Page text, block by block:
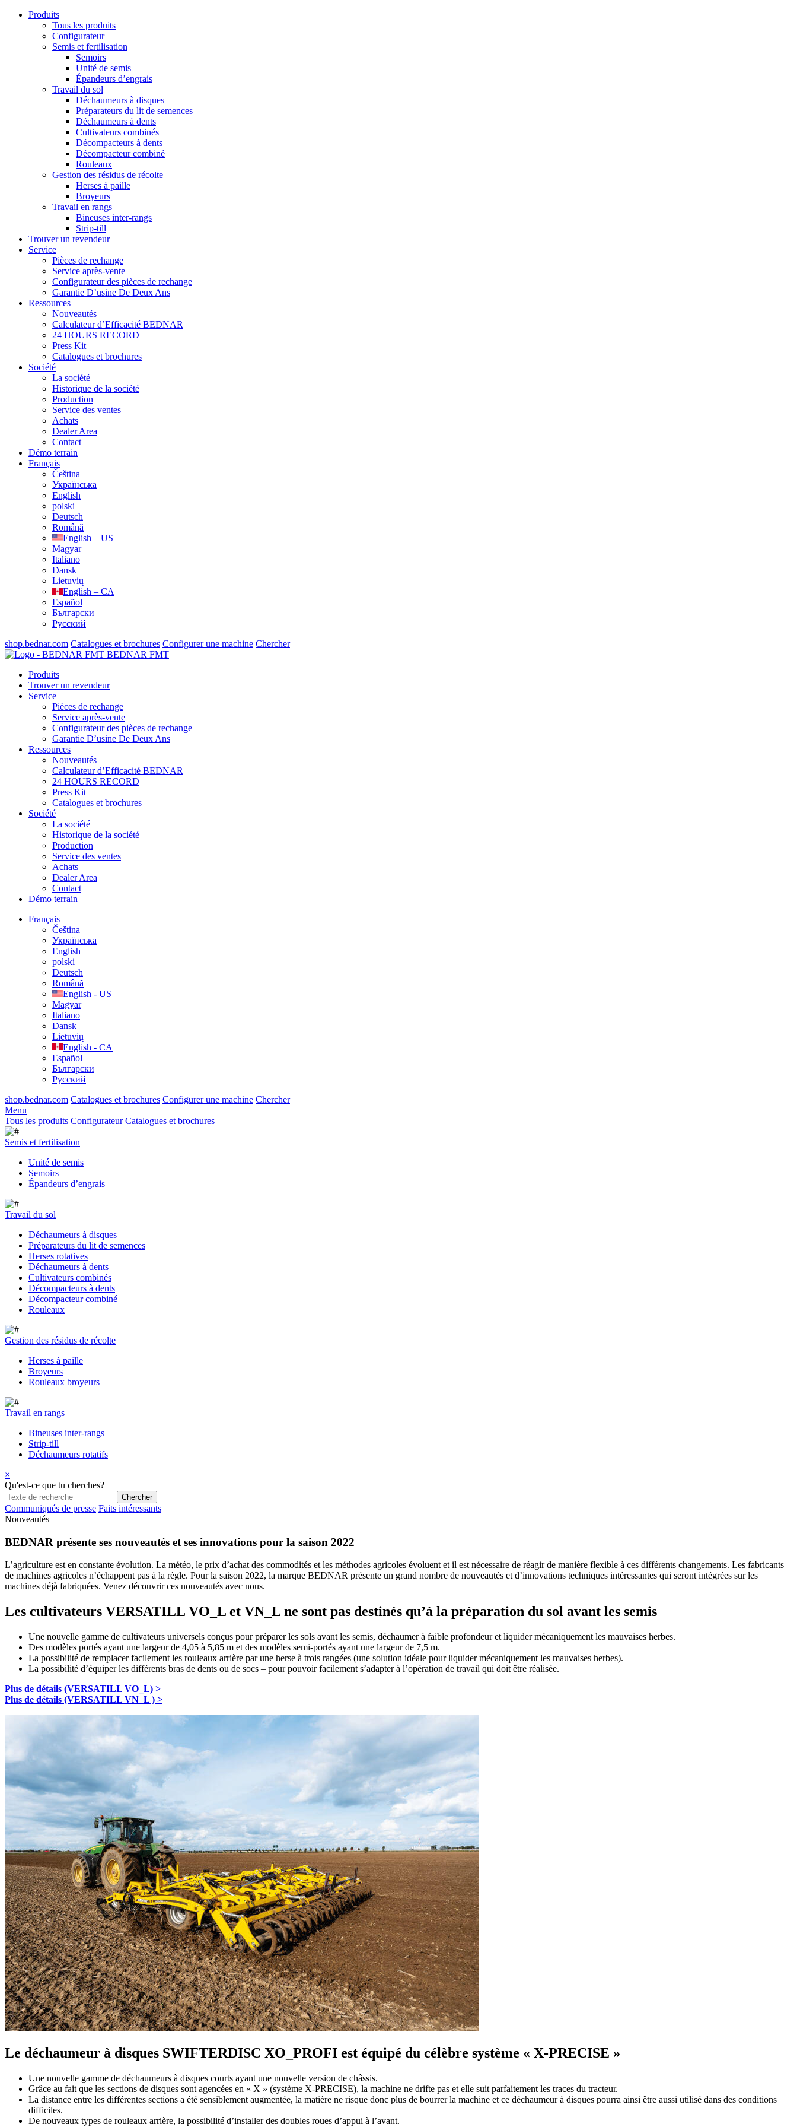
Produits
Tous les produits
Configurateur
Semis et fertilisation
Semoirs
Unité de semis
Épandeurs d’engrais
Travail du sol
Déchaumeurs à disques
Préparateurs du lit de semences
Déchaumeurs à dents
Cultivateurs combinés
Décompacteurs à dents
Décompacteur combiné
Rouleaux
Gestion des résidus de récolte
Herses à paille
Broyeurs
Travail en rangs
Bineuses inter-rangs
Strip-till
Trouver un revendeur
Service
Pièces de rechange
Service après-vente
Configurateur des pièces de rechange
Garantie D’usine De Deux Ans
Ressources
Nouveautés
Calculateur d’Efficacité BEDNAR
24 HOURS RECORD
Press Kit
Catalogues et brochures
Société
La société
Historique de la société
Production
Service des ventes
Achats
Dealer Area
Contact
Démo terrain
Français
Čeština
Українська
English
polski
Deutsch
Română
English – US
Magyar
Italiano
Dansk
Lietuvių
English – CA
Español
Български
Русский
shop.bednar.com Catalogues et brochures Configurer une machine Chercher
BEDNAR FMT
Produits
Trouver un revendeur
Service
Pièces de rechange
Service après-vente
Configurateur des pièces de rechange
Garantie D’usine De Deux Ans
Ressources
Nouveautés
Calculateur d’Efficacité BEDNAR
24 HOURS RECORD
Press Kit
Catalogues et brochures
Société
La société
Historique de la société
Production
Service des ventes
Achats
Dealer Area
Contact
Démo terrain
Français
Čeština
Українська
English
polski
Deutsch
Română
English - US
Magyar
Italiano
Dansk
Lietuvių
English - CA
Español
Български
Русский
shop.bednar.com Catalogues et brochures Configurer une machine Chercher
Menu
Tous les produits Configurateur Catalogues et brochures
Semis et fertilisation
Unité de semis
Semoirs
Épandeurs d’engrais
Travail du sol
Déchaumeurs à disques
Préparateurs du lit de semences
Herses rotatives
Déchaumeurs à dents
Cultivateurs combinés
Décompacteurs à dents
Décompacteur combiné
Rouleaux
Gestion des résidus de récolte
Herses à paille
Broyeurs
Rouleaux broyeurs
Travail en rangs
Bineuses inter-rangs
Strip-till
Déchaumeurs rotatifs
×
Qu'est-ce que tu cherches?
Communiqués de presse Faits intéressants
Nouveautés
BEDNAR présente ses nouveautés et ses innovations pour la saison 2022
L’agriculture est en constante évolution. La météo, le prix d’achat des commodités et les méthodes agricoles évoluent et il est nécessaire de réagir de manière flexible à ces différents changements. Les fabricants
de machines agricoles n’échappent pas à la règle. Pour la saison 2022, la marque BEDNAR présente un grand nombre de nouveautés et d’innovations techniques intéressantes qui seront intégrées sur les
machines déjà fabriquées. Venez découvrir ces nouveautés avec nous.
Les cultivateurs VERSATILL VO_L et VN_L ne sont pas destinés qu’à la préparation du sol avant les semis
Une nouvelle gamme de cultivateurs universels conçus pour préparer les sols avant les semis, déchaumer à faible profondeur et liquider mécaniquement les mauvaises herbes.
Des modèles portés ayant une largeur de 4,05 à 5,85 m et des modèles semi-portés ayant une largeur de 7,5 m.
La possibilité de remplacer facilement les rouleaux arrière par une herse à trois rangées (une solution idéale pour liquider mécaniquement les mauvaises herbes).
La possibilité d’équiper les différents bras de dents ou de socs – pour pouvoir facilement s’adapter à l’opération de travail qui doit être réalisée.
Plus de détails (VERSATILL VO_L) >
Plus de détails (VERSATILL VN_L ) >
Le déchaumeur à disques SWIFTERDISC XO_PROFI est équipé du célèbre système « X-PRECISE »
Une nouvelle gamme de déchaumeurs à disques courts ayant une nouvelle version de châssis.
Grâce au fait que les sections de disques sont agencées en « X » (système X-PRECISE), la machine ne drifte pas et elle suit parfaitement les traces du tracteur.
La distance entre les différentes sections a été sensiblement augmentée, la matière ne risque donc plus de bourrer la machine et ce déchaumeur à disques pourra ainsi être aussi utilisé dans des conditions
difficiles.
De nouveaux types de rouleaux arrière, la possibilité d’installer des doubles roues d’appui à l’avant.